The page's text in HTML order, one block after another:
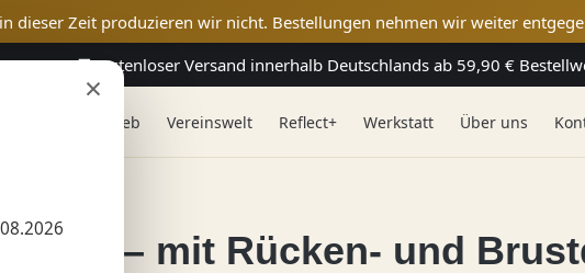
dieser Zeit produzieren wir nicht. Bestellungen nehmen wir weiter
×
🚚Kostenloser Versand innerhalb Deutschlands ab 59,90 €
Marketing & Web Vereinswelt Reflect+ Werkstatt Über uns
Shirt – mit Rücken- und